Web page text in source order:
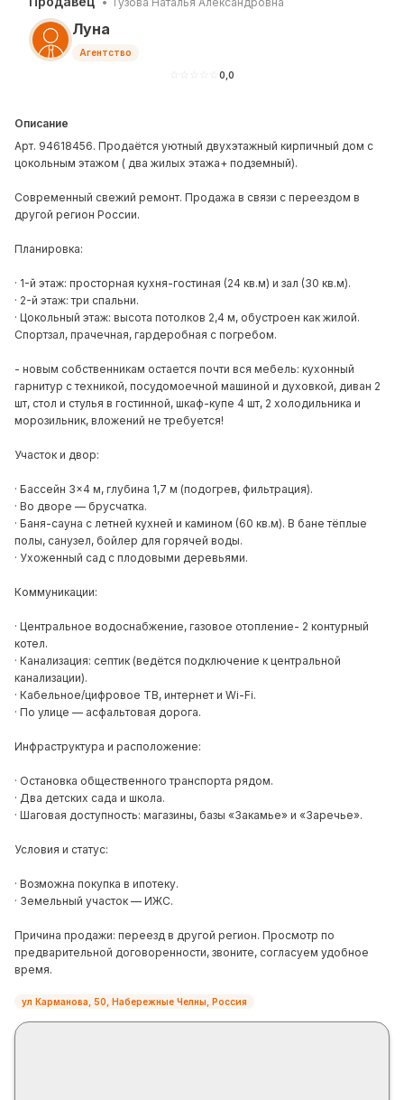
Луна
Агентство
0,0
Описание
Арт. 94618456. Продаётся уютный двухэтажный кирпичный дом с
цокольным этажом ( два жилых этажа+ подземный).
Современный свежий ремонт. Продажа в связи с переездом в
другой регион России.
Планировка:
· 1-й этаж: просторная кухня-гостиная (24 кв.м) и зал (30 кв.м).
· 2-й этаж: три спальни.
· Цокольный этаж: высота потолков 2,4 м, обустроен как жилой.
Спортзал, прачечная, гардеробная с погребом.
- новым собственникам остается почти вся мебель: кухонный
гарнитур с техникой, посудомоечной машиной и духовкой, диван 2
шт, стол и стулья в гостинной, шкаф-купе 4 шт, 2 холодильника и
морозильник, вложений не требуется!
Участок и двор:
· Бассейн 3×4 м, глубина 1,7 м (подогрев, фильтрация).
· Во дворе — брусчатка.
· Баня-сауна с летней кухней и камином (60 кв.м). В бане тёплые
полы, санузел, бойлер для горячей воды.
· Ухоженный сад с плодовыми деревьями.
Коммуникации:
· Центральное водоснабжение, газовое отопление- 2 контурный
котел.
· Канализация: септик (ведётся подключение к центральной
канализации).
· Кабельное/цифровое ТВ, интернет и Wi-Fi.
· По улице — асфальтовая дорога.
Инфраструктура и расположение:
· Остановка общественного транспорта рядом.
· Два детских сада и школа.
· Шаговая доступность: магазины, базы «Закамье» и «Заречье».
Условия и статус:
· Возможна покупка в ипотеку.
· Земельный участок — ИЖС.
Причина продажи: переезд в другой регион. Просмотр по
предварительной договоренности, звоните, согласуем удобное
время.
ул Карманова, 50, Набережные Челны, Россия